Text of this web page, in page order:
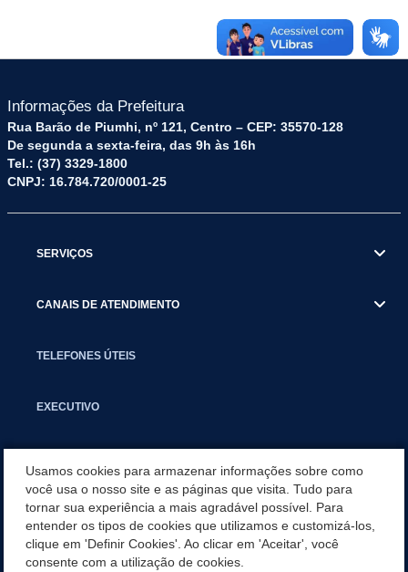
Informações da Prefeitura
Rua Barão de Piumhi, nº 121, Centro – CEP: 35570-128
De segunda a sexta-feira, das 9h às 16h
Tel.: (37) 3329-1800
CNPJ: 16.784.720/0001-25
SERVIÇOS
CANAIS DE ATENDIMENTO
TELEFONES ÚTEIS
EXECUTIVO
APLICATIVO
LICITAÇÕES E COMPRAS PÚBLICAS
Usamos cookies para armazenar informações sobre como
você usa o nosso site e as páginas que visita. Tudo para
tornar sua experiência a mais agradável possível. Para
entender os tipos de cookies que utilizamos e customizá-los,
clique em 'Definir Cookies'. Ao clicar em 'Aceitar', você
consente com a utilização de cookies.